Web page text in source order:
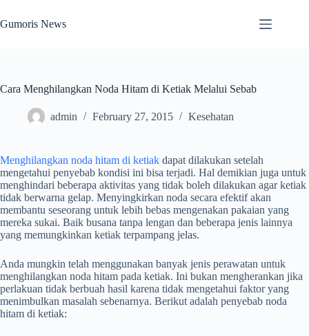
to
content
Gumoris News
Cara Menghilangkan Noda Hitam di Ketiak Melalui Sebab
admin February 27, 2015 Kesehatan
Menghilangkan noda hitam di ketiak dapat dilakukan setelah
mengetahui penyebab kondisi ini bisa terjadi. Hal demikian juga untuk
menghindari beberapa aktivitas yang tidak boleh dilakukan agar ketiak
tidak berwarna gelap. Menyingkirkan noda secara efektif akan
membantu seseorang untuk lebih bebas mengenakan pakaian yang
mereka sukai. Baik busana tanpa lengan dan beberapa jenis lainnya
yang memungkinkan ketiak terpampang jelas.
Anda mungkin telah menggunakan banyak jenis perawatan untuk
menghilangkan noda hitam pada ketiak. Ini bukan mengherankan jika
perlakuan tidak berbuah hasil karena tidak mengetahui faktor yang
menimbulkan masalah sebenarnya. Berikut adalah penyebab noda
hitam di ketiak: